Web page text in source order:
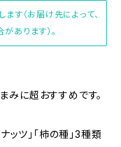
す（お届け先によって、
あります）。
に超おすすめです。
ッツ」「柿の種」3種類